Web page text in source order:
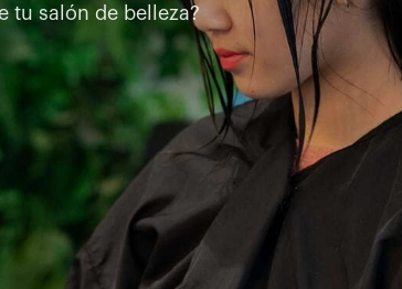
tu salón de belleza?